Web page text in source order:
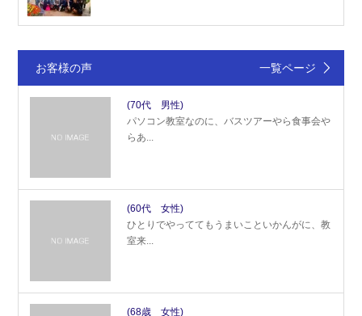
お客様の声 一覧ページ
(70代 男性)
パソコン教室なのに、バスツアーやら食事会や
らあ...
(60代 女性)
ひとりでやっててもうまいこといかんがに、教
室来...
(68歳 女性)